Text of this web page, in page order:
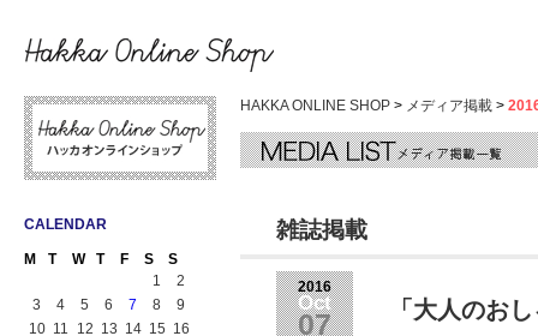
CALENDAR
M T W T F S
S
1
2
3
4 5 6 7 8
9
10 11 12 13 14 15 16
HAKKA ONLINE SHOP > メディア掲載 >
雑誌掲載
2016
Oct
07 「大人のお